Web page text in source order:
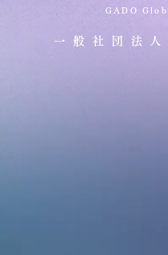
一般社団法
GADO